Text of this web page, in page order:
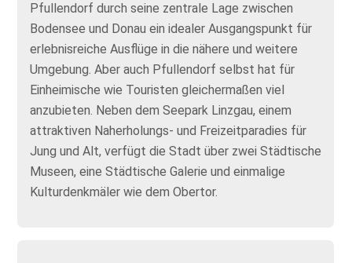
Pfullendorf durch seine zentrale Lage zwischen
Bodensee und Donau ein idealer Ausgangspunkt für
erlebnisreiche Ausflüge in die nähere und weitere
Umgebung. Aber auch Pfullendorf selbst hat für
Einheimische wie Touristen gleichermaßen viel
anzubieten. Neben dem Seepark Linzgau, einem
attraktiven Naherholungs- und Freizeitparadies für
Jung und Alt, verfügt die Stadt über zwei Städtische
Museen, eine Städtische Galerie und einmalige
Kulturdenkmäler wie dem Obertor.